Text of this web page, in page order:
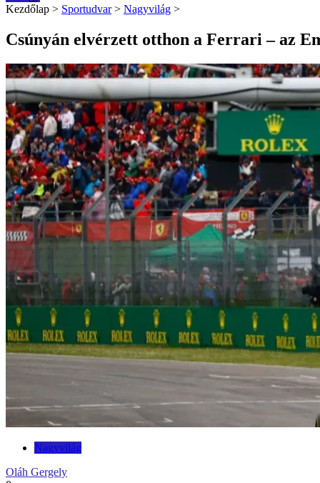
Kezdőlap > Sportudvar > Nagyvilág >
Csúnyán elvérzett otthon a Ferrari – az
Nagyvilág
Oláh Gergely